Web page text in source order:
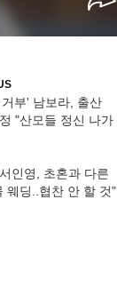
부' 남보라, 출산
"산모들 정신 나가
인영, 초혼과 다른
웨딩..협찬 안 할 것"